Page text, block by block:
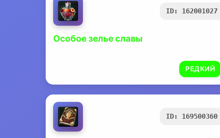
ID: 162001027
Особое зелье славы
РЕДКИЙ
ID: 169500360